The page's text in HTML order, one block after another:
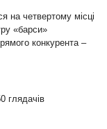
на четвертому місці
«барси»
конкурента –
глядачів